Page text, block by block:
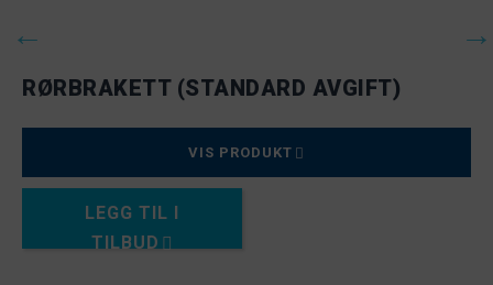
RØRBRAKETT (STANDARD AVGIFT)
VIS PRODUKT
LEGG TIL I
TILBUD